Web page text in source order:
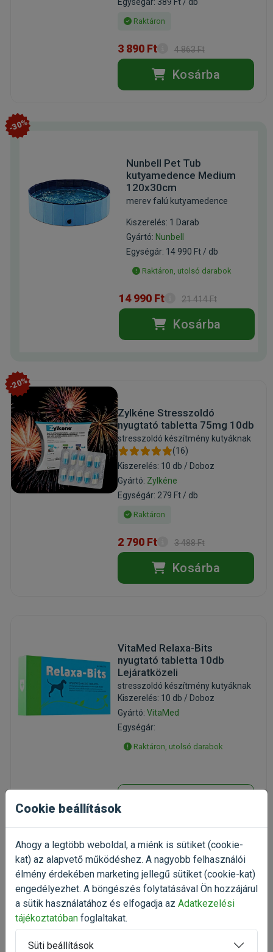
Raktáron
3 890 Ft 4 863 Ft
Kosárba
-30%
Nunbell Pet Tub
kutyamedence Medium
120x30cm
merev falú kutyamedence
Kiszerelés: 1 Darab
Gyártó: Nunbell
Egységár: 14 990 Ft / db
Raktáron, utolsó darabok
14 990 Ft 21 414 Ft
Kosárba
-20%
Zylkéne Stresszoldó
nyugtató tabletta 75mg 10db
stresszoldó készítmény kutyáknak
(16)
Kiszerelés: 10 db / Doboz
Gyártó: Zylkéne
Egységár: 279 Ft / db
Raktáron
2 790 Ft 3 488 Ft
Kosárba
VitaMed Relaxa-Bits
nyugtató tabletta 10db
Lejáratközeli
stresszoldó készítmény kutyáknak
Kiszerelés: 10 db / Doboz
Gyártó: VitaMed
Egységár:
Raktáron, utolsó darabok
1 2
Nyugtató kutyáknak
? Igen!
No, ne arra gondoljon, amikor embertársaink depresszió vagy egyéb
Cookie beállítások
Ahogy a legtöbb weboldal, a miénk is sütiket (cookie-
kat) az alapvető működéshez. A nagyobb felhasználói
élmény érdekében marketing jellegű sütiket (cookie-kat)
engedélyezhet. A böngészés folytatásával Ön hozzájárul
a sütik használatához és elfogadja az Adatkezelési
tájékoztatóban foglaltakat.
Süti beállítások